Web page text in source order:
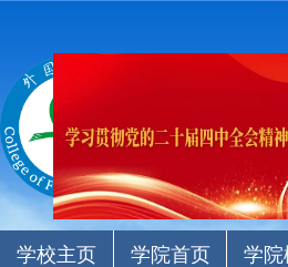
学校主页 学院首页 学